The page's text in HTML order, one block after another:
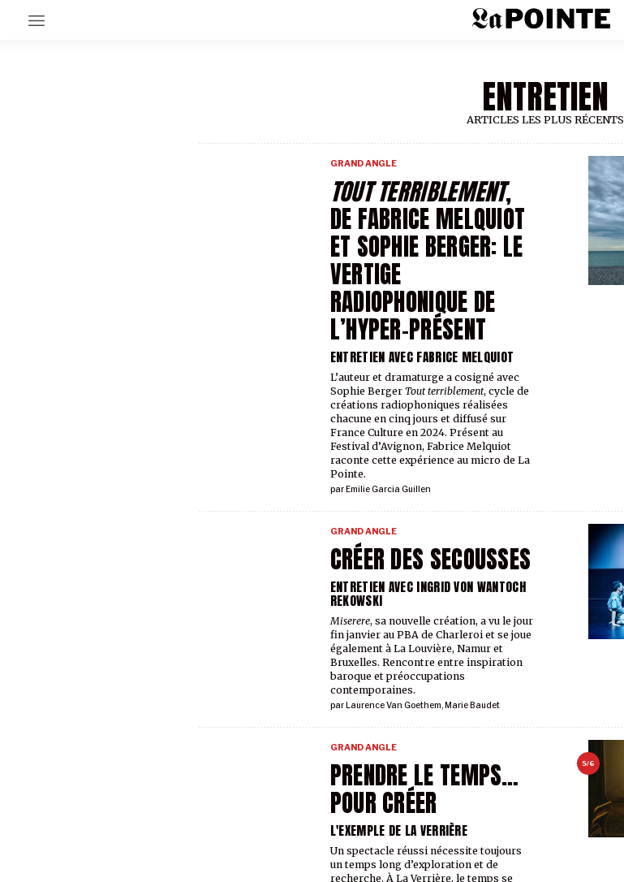
ENTRETIEN
ARTICLES LES PLUS RÉCENTS
TOUT TERRIBLEMENT,
DE FABRICE MELQUIOT
ET SOPHIE BERGER: LE
VERTIGE
RADIOPHONIQUE DE
L’HYPER-PRÉSENT
ENTRETIEN AVEC FABRICE MELQUIOT
GRAND ANGLE
par Emilie Garcia Guillen
L’auteur et dramaturge a cosigné avec
Sophie Berger Tout terriblement, cycle de
créations radiophoniques réalisées
chacune en cinq jours et diffusé sur
France Culture en 2024. Présent au
Festival d’Avignon, Fabrice Melquiot
raconte cette expérience au micro de La
Pointe.
CRÉER DES SECOUSSES
ENTRETIEN AVEC INGRID VON WANTOCH
REKOWSKI
GRAND ANGLE
par Laurence Van Goethem, Marie Baudet
Miserere, sa nouvelle création, a vu le jour
fin janvier au PBA de Charleroi et se joue
également à La Louvière, Namur et
Bruxelles. Rencontre entre inspiration
baroque et préoccupations
contemporaines.
5/6
PRENDRE LE TEMPS…
POUR CRÉER
L'EXEMPLE DE LA VERRIÈRE
GRAND ANGLE
Un spectacle réussi nécessite toujours
un temps long d’exploration et de
recherche. À La Verrière, le temps se